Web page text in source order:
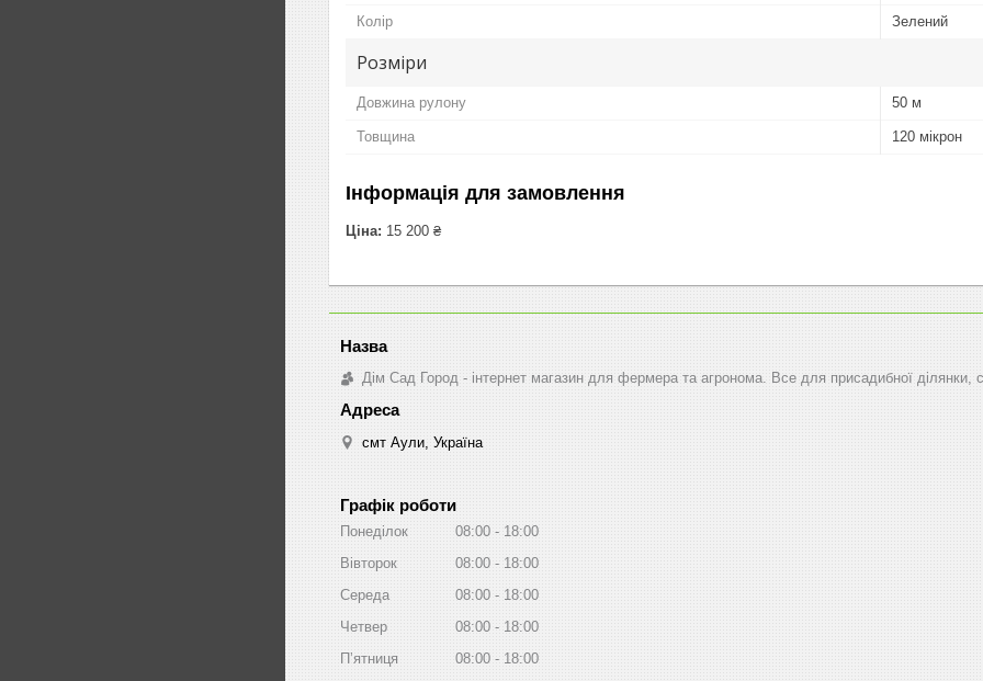
Колір Зелений
Розміри
Довжина рулону 50 м
Товщина 120 мікрон
Інформація для замовлення
Ціна: 15 200 ₴
Дім Сад Город - інтернет магазин для фермера та агронома. Все для присадибної ділянки,
смт Аули, Україна
Графік роботи
Понеділок 08:00
18:00
Вівторок
08:00
18:00
Середа
08:00
18:00
Четвер
08:00
18:00
Пʼятниця
08:00 18:00